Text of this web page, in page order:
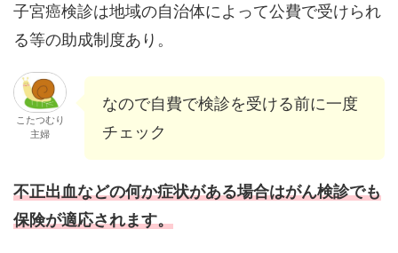
子宮癌検診は地域の自治体によって公費で受けられ
る等の助成制度あり。
こたつむり
主婦
なので自費で検診を受ける前に一度
チェック
不正出血などの何か症状がある場合はがん検診でも
保険が適応されます。